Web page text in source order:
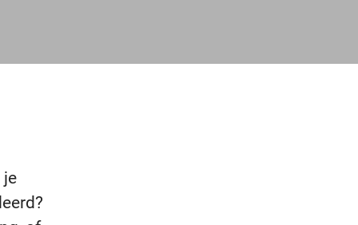
je